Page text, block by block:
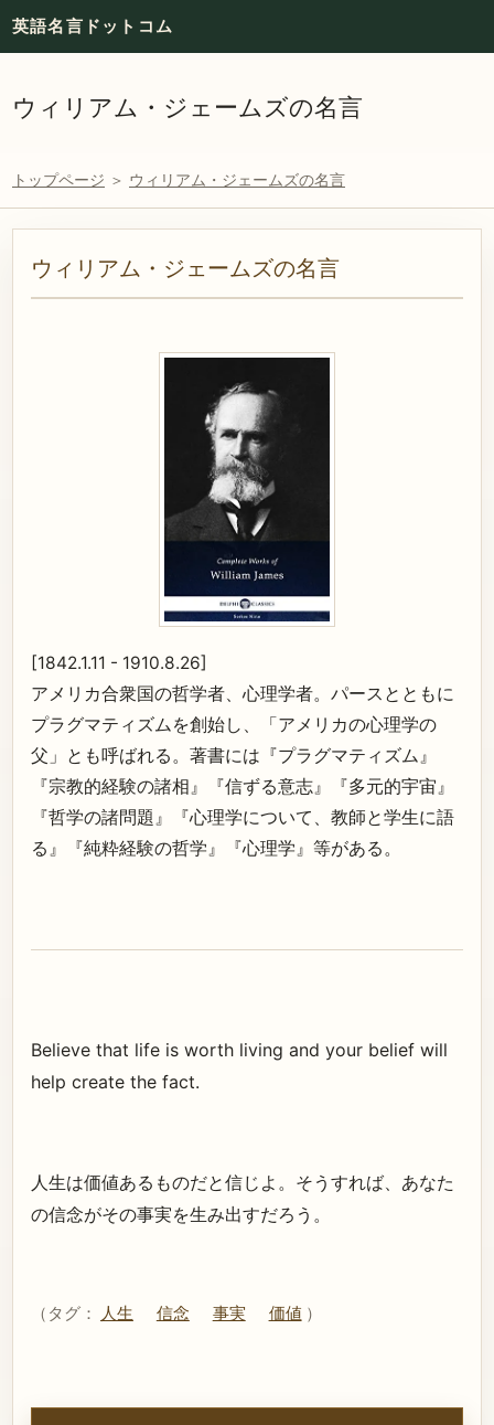
英語名言ドットコム
ウィリアム・ジェームズの名言
トップページ ＞ ウィリアム・ジェームズの名言
ウィリアム・ジェームズの名言
[1842.1.11 - 1910.8.26]
アメリカ合衆国の哲学者、心理学者。パースとともに
プラグマティズムを創始し、「アメリカの心理学の
父」とも呼ばれる。著書には『プラグマティズム』
『宗教的経験の諸相』『信ずる意志』『多元的宇宙』
『哲学の諸問題』『心理学について、教師と学生に語
る』『純粋経験の哲学』『心理学』等がある。
Believe that life is worth living and your belief will
help create the fact.
人生は価値あるものだと信じよ。そうすれば、あなた
の信念がその事実を生み出すだろう。
（タグ： 人生 信念 事実 価値 ）